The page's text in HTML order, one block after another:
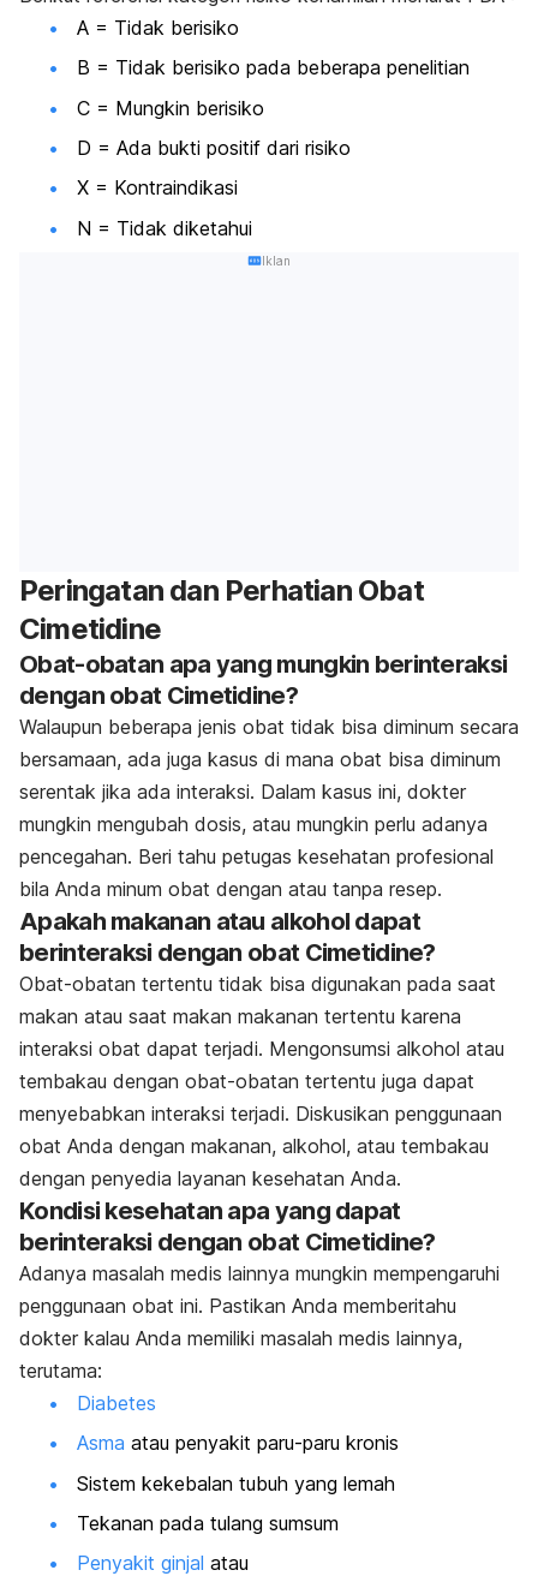
A = Tidak berisiko
B = Tidak berisiko pada beberapa penelitian
C = Mungkin berisiko
D = Ada bukti positif dari risiko
X = Kontraindikasi
N = Tidak diketahui
Iklan
Peringatan dan Perhatian Obat
Cimetidine
Obat-obatan apa yang mungkin berinteraksi
dengan obat Cimetidine?
Walaupun beberapa jenis obat tidak bisa diminum secara
bersamaan, ada juga kasus di mana obat bisa diminum
serentak jika ada interaksi. Dalam kasus ini, dokter
mungkin mengubah dosis, atau mungkin perlu adanya
pencegahan. Beri tahu petugas kesehatan profesional
bila Anda minum obat dengan atau tanpa resep.
Apakah makanan atau alkohol dapat
berinteraksi dengan obat Cimetidine?
Obat-obatan tertentu tidak bisa digunakan pada saat
makan atau saat makan makanan tertentu karena
interaksi obat dapat terjadi. Mengonsumsi alkohol atau
tembakau dengan obat-obatan tertentu juga dapat
menyebabkan interaksi terjadi. Diskusikan penggunaan
obat Anda dengan makanan, alkohol, atau tembakau
dengan penyedia layanan kesehatan Anda.
Kondisi kesehatan apa yang dapat
berinteraksi dengan obat Cimetidine?
Adanya masalah medis lainnya mungkin mempengaruhi
penggunaan obat ini. Pastikan Anda memberitahu
dokter kalau Anda memiliki masalah medis lainnya,
terutama:
Diabetes
Asma atau penyakit paru-paru kronis
Sistem kekebalan tubuh yang lemah
Tekanan pada tulang sumsum
Penyakit ginjal atau